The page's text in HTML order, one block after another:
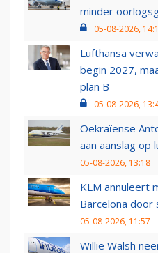
minder
05-08-2026,
Lufthansa
begin 2027,
plan B
05-08-2026,
Oekraïense
aan aanslag op
05-08-2026, 13:18
KLM annuleert
Barcelona door
05-08-2026, 11:57
Willie Walsh